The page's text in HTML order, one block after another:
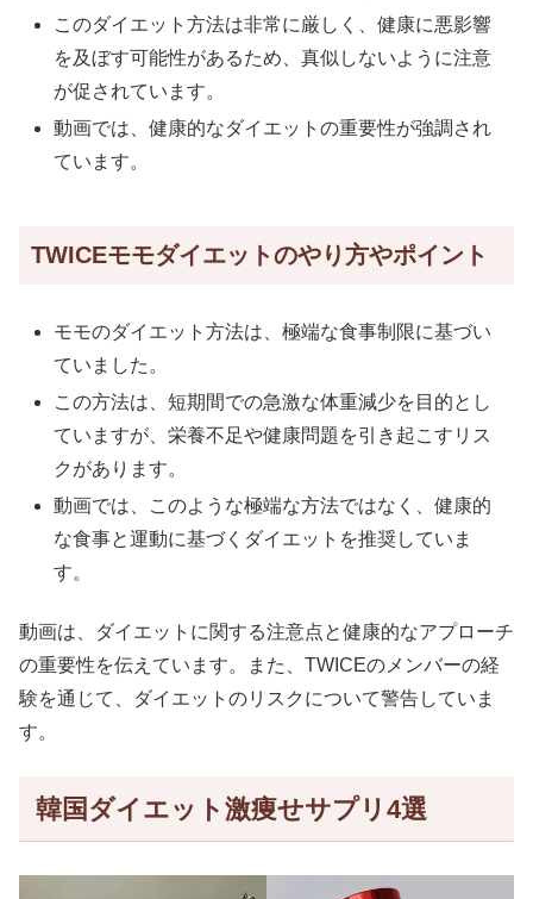
このダイエット方法は非常に厳しく、健康に悪影響
を及ぼす可能性があるため、真似しないように注意
が促されています。
動画では、健康的なダイエットの重要性が強調され
ています。
TWICEモモダイエットのやり方やポイント
モモのダイエット方法は、極端な食事制限に基づい
ていました。
この方法は、短期間での急激な体重減少を目的とし
ていますが、栄養不足や健康問題を引き起こすリス
クがあります。
動画では、このような極端な方法ではなく、健康的
な食事と運動に基づくダイエットを推奨していま
す。
動画は、ダイエットに関する注意点と健康的なアプローチ
の重要性を伝えています。また、TWICEのメンバーの経
験を通じて、ダイエットのリスクについて警告していま
す。
韓国ダイエット激痩せサプリ4選